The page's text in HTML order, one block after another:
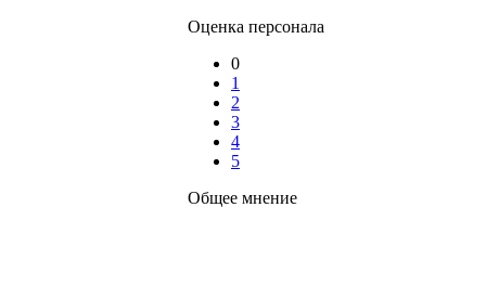
Оценка персонала
0
1
2
3
4
5
Общее мнение